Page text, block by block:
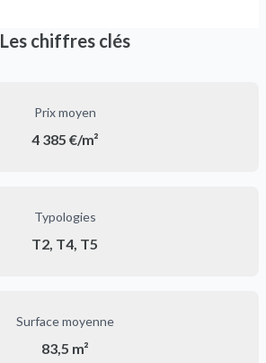
Les chiffres clés
Prix moyen
4 385 €/m²
Typologies
T2, T4, T5
Surface moyenne
83,5 m²